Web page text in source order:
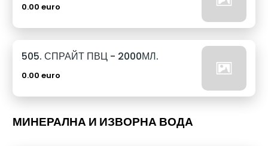
0.00 euro
505. СПРАЙТ ПВЦ - 2000МЛ.
0.00 euro
МИНЕРАЛНА И ИЗВОРНА ВОДА